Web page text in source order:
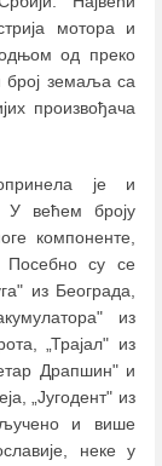
мотора и
од преко
број земаља са
произвођача
је и
У већем броју
компоненте,
Посебно су се
из Београда,
из
„Трајал" из
Драпшин" и
„Југодент" из
и више
неке у